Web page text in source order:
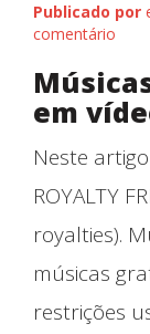
Publicado por
comentário
em
Neste
ROYALTY
royalties).
músicas
restrições